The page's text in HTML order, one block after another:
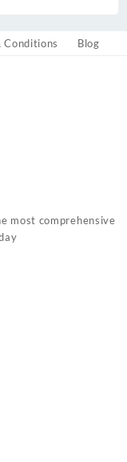
Conditions Blog
most comprehensive